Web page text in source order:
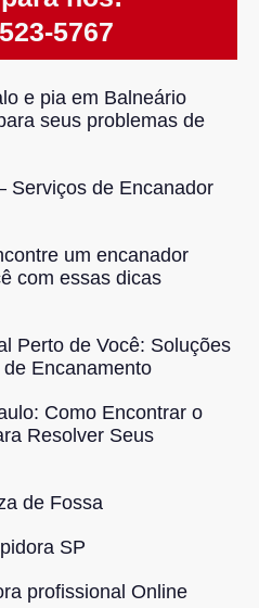
5767
e pia em Balneário
seus problemas de
Serviços de Encanador
um encanador
com essas dicas
Perto de Você: Soluções
Encanamento
Como Encontrar o
Resolver Seus
de Fossa
SP
profissional Online